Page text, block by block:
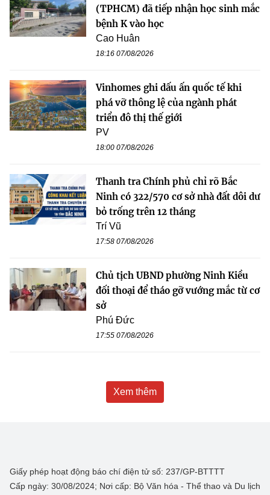
(TPHCM) đã tiếp nhận học sinh mắc
bệnh K vào học
Cao Huân
18:16 07/08/2026
Vinhomes ghi dấu ấn quốc tế khi
phá vỡ thông lệ của ngành phát
triển đô thị thế giới
PV
18:00 07/08/2026
Thanh tra Chính phủ chỉ rõ Bắc
Ninh có 322/570 cơ sở nhà đất dôi dư
bỏ trống trên 12 tháng
Trí Vũ
17:58 07/08/2026
Chủ tịch UBND phường Ninh Kiều
đối thoại để tháo gỡ vướng mắc từ cơ
sở
Phú Đức
17:55 07/08/2026
Xem thêm
Giấy phép hoạt động báo chí điện tử số: 237/GP-BTTTT
Cấp ngày: 30/08/2024; Nơi cấp: Bộ Văn hóa - Thể thao và Du lịch